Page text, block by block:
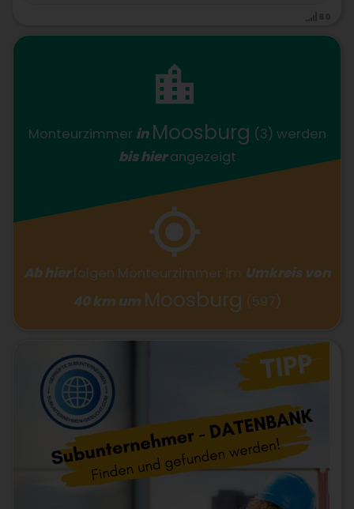
Monteurzimmer in Moosburg (3) werden
bis hierangezeigt
Ab hierfolgen Monteurzimmer im Umkreis von
40 km um Moosburg (597)